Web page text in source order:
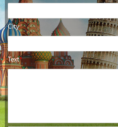
City*
Text*